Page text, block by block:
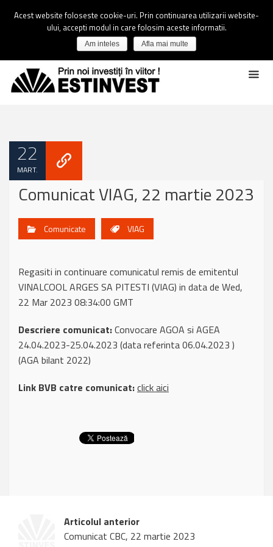
22
MART.
Comunicat VIAG, 22 martie 2023
Comunicate VIAG
Regasiti in continuare comunicatul remis de emitentul
VINALCOOL ARGES SA PITESTI (VIAG) in data de Wed,
22 Mar 2023 08:34:00 GMT
Descriere comunicat:Convocare AGOA si AGEA
24.04.2023-25.04.2023 (data referinta 06.04.2023 )
(AGA bilant 2022)
Link BVB catre comunicat:click aici
Articolul anterior
Comunicat CBC, 22 martie 2023
Acest website foloseste cookie-uri. Prin continuarea utilizarii website-
ului, accepti modul in care folosim aceste informatii.
Am inteles Afla mai multe